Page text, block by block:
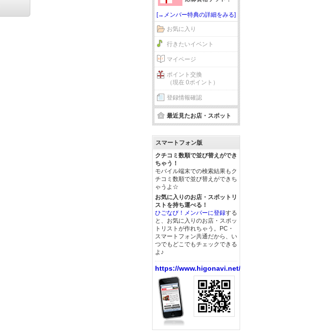
[→メンバー特典の詳細をみる]
お気に入り
行きたいイベント
マイページ
ポイント交換
（現在 0ポイント）
登録情報確認
最近見たお店・スポット
スマートフォン版
クチコミ数順で並び替えができ
ちゃう！
モバイル端末での検索結果もク
チコミ数順で並び替えができち
ゃうよ☆
お気に入りのお店・スポットリ
ストを持ち運べる！
ひごなび！メンバーに登録する
と、お気に入りのお店・スポッ
トリストが作れちゃう。PC・
スマートフォン共通だから、い
つでもどこでもチェックできる
よ♪
https://www.higonavi.net/